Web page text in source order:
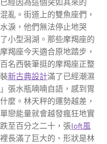
經因為這個突如其來的
亂。街道上的雙魚座們，
淚，他們無法停止地哭
小型潟湖。那些摩羯座的
羯座今天適合原地踏步，
名西裝筆挺的摩羯座正整
新古典設計滿了已經潮濕
張水瓶喃喃自語，感到胃
麼。林天秤的運勢越差，
戀能量就會越發瘋狂地實
至百分之二十，張loft風
長滿了巨大的、形狀是林